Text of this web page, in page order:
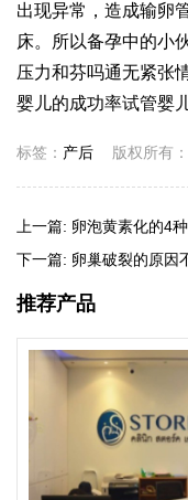
出现异常，造成输卵
床。所以备孕中的小
压力和芬吗通无紧张
婴儿的成功率试管婴
标签： 产后 版权所有
上一篇: 卵泡黄素化的4
下一篇: 卵巢破裂的原因
推荐产品